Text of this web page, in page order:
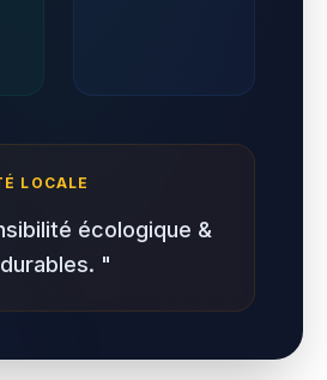
LOCALE
écologique &
"